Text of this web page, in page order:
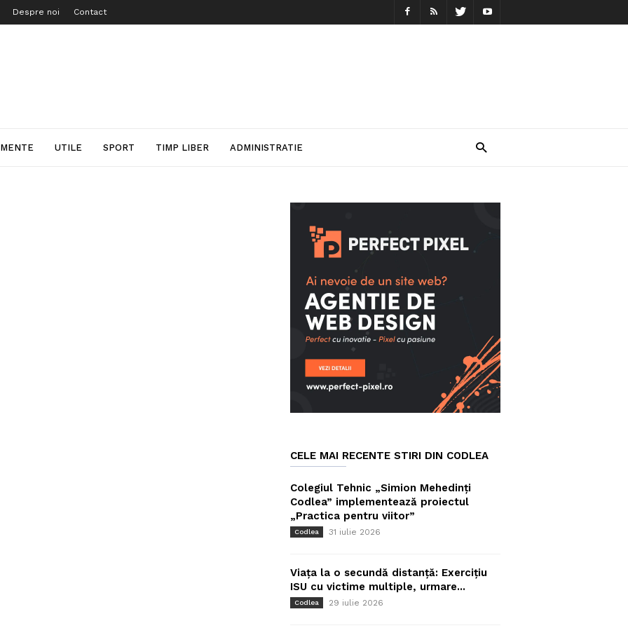
Despre noi Contact
UTILE SPORT TIMP LIBER ADMINISTRATIE
CELE MAI RECENTE STIRI DIN CODLEA
Colegiul Tehnic „Simion Mehedinți
Codlea” implementează proiectul
„Practica pentru viitor”
Codlea 31 iulie 2026
Viața la o secundă distanță: Exercițiu
ISU cu victime multiple, urmare...
Codlea 29 iulie 2026